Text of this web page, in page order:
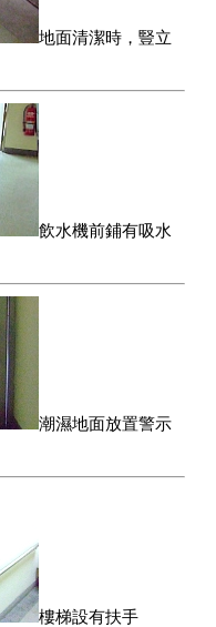
地面清潔時，豎立
飲水機前鋪有吸水
潮濕地面放置警示
樓梯設有扶手